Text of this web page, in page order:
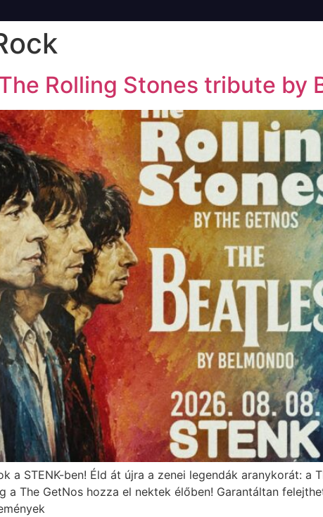
Rolling Stones tribute by
a STENK-ben! Éld át újra a zenei legendák aranykorát: a
a The GetNos hozza el nektek élőben! Garantáltan